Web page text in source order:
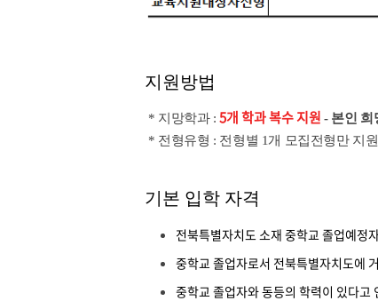
지원방법
* 지망학과 : 5개 학과 복수 지원 - 본인
* 전형유형 : 전형별 1개 모집전형만 지원
기본 입학 자격
전북특별자치도 소재 중학교 졸업예정
중학교 졸업자로서 전북특별자치도에
중학교 졸업자와 동등의 학력이 있다고